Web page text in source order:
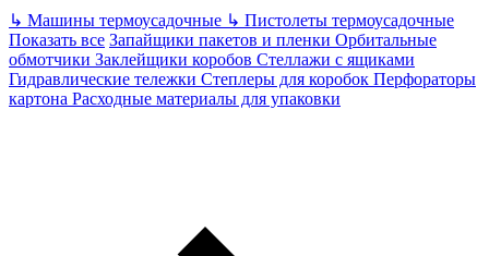
↳ Машины термоусадочные ↳ Пистолеты термоусадочные
Показать все Запайщики пакетов и пленки Орбитальные
обмотчики Заклейщики коробов Стеллажи с ящиками
Гидравлические тележки Степлеры для коробок Перфораторы
картона Расходные материалы для упаковки